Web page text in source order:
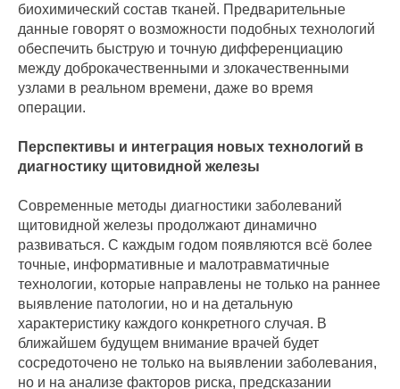
биохимический состав тканей. Предварительные
данные говорят о возможности подобных технологий
обеспечить быструю и точную дифференциацию
между доброкачественными и злокачественными
узлами в реальном времени, даже во время
операции.
Перспективы и интеграция новых технологий в
диагностику щитовидной железы
Современные методы диагностики заболеваний
щитовидной железы продолжают динамично
развиваться. С каждым годом появляются всё более
точные, информативные и малотравматичные
технологии, которые направлены не только на раннее
выявление патологии, но и на детальную
характеристику каждого конкретного случая. В
ближайшем будущем внимание врачей будет
сосредоточено не только на выявлении заболевания,
но и на анализе факторов риска, предсказании